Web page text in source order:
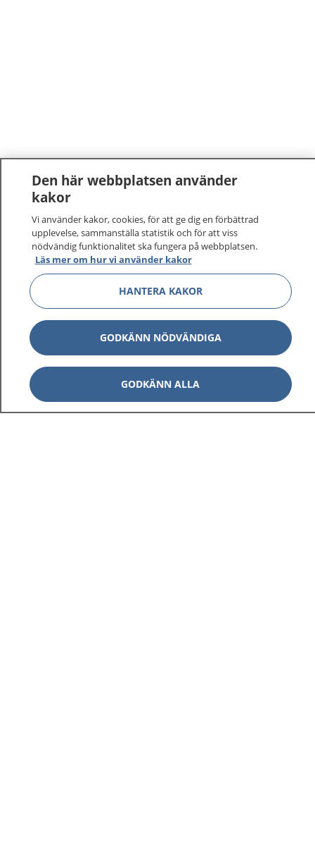
Den här webbplatsen använder
kakor
Vi använder kakor, cookies, för att ge dig en förbättrad
upplevelse, sammanställa statistik och för att viss
nödvändig funktionalitet ska fungera på webbplatsen.
Läs mer om hur vi använder kakor
HANTERA KAKOR
GODKÄNN NÖDVÄNDIGA
GODKÄNN ALLA